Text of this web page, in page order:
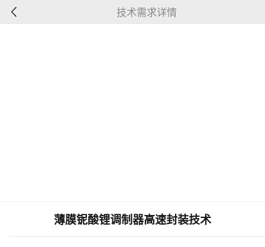
技术需求详情
薄膜铌酸锂调制器高速封装技术